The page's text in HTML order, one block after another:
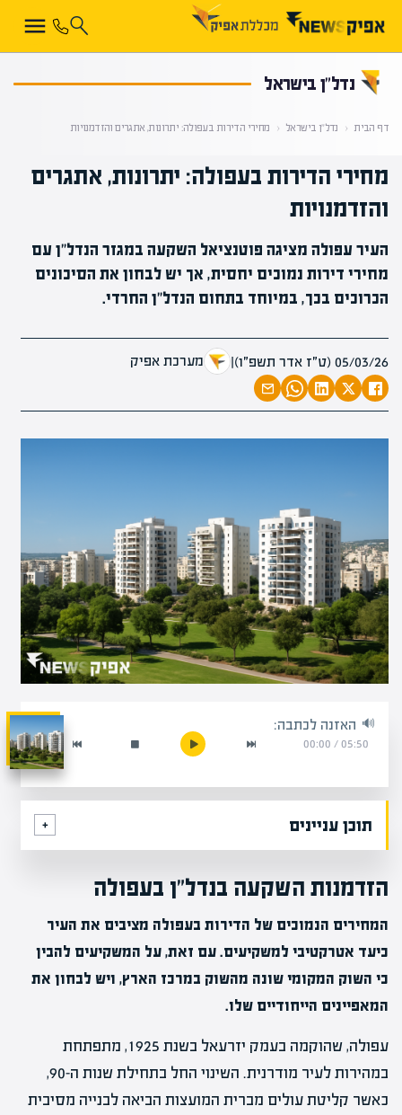
נדל”ן בישראל
דף הבית ‹ נדל”ן בישראל ‹ מחירי הדירות בעפולה: יתרונות, אתגרים והזדמנויות
מחירי הדירות בעפולה: יתרונות, אתגרים
והזדמנויות
העיר עפולה מציגה פוטנציאל השקעה במגזר הנדל"ן עם
מחירי דירות נמוכים יחסית, אך יש לבחון את הסיכונים
הכרוכים בכך, במיוחד בתחום הנדל"ן החרדי.
05/03/26 (ט״ז אדר תשפ״ו) | מערכת אפיק
האזנה לכתבה:
05:50
/
00:00
תוכן עניינים
הזדמנות השקעה בנדל"ן בעפולה
המחירים הנמוכים של הדירות בעפולה מציבים את העיר
כיעד אטרקטיבי למשקיעים. עם זאת, על המשקיעים להבין
כי השוק המקומי שונה מהשוק במרכז הארץ, ויש לבחון את
המאפיינים הייחודיים שלו.
עפולה, שהוקמה בעמק יזרעאל בשנת 1925, מתפתחת
במהירות לעיר מודרנית. השינוי החל בתחילת שנות ה-90,
כאשר קליטת עולים מברית המועצות הביאה לבנייה מסיבית